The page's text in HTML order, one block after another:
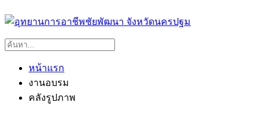
หน้าแรก
งานอบรม
คลังรูปภาพ